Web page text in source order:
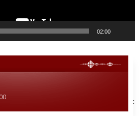
02:00
Guillermo Moreno:
y peronistas trabajando hay una buena